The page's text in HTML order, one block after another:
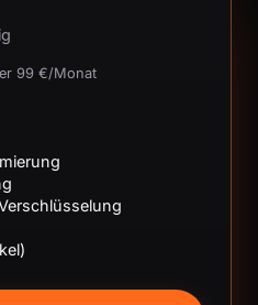
99 €/Monat